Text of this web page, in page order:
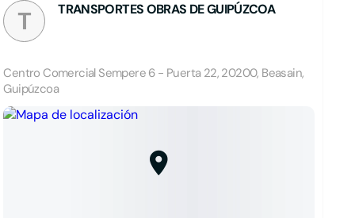
T TRANSPORTES OBRAS DE GUIPÚZCOA
Centro Comercial Sempere 6 - Puerta 22, 20200, Beasain,
Guipúzcoa